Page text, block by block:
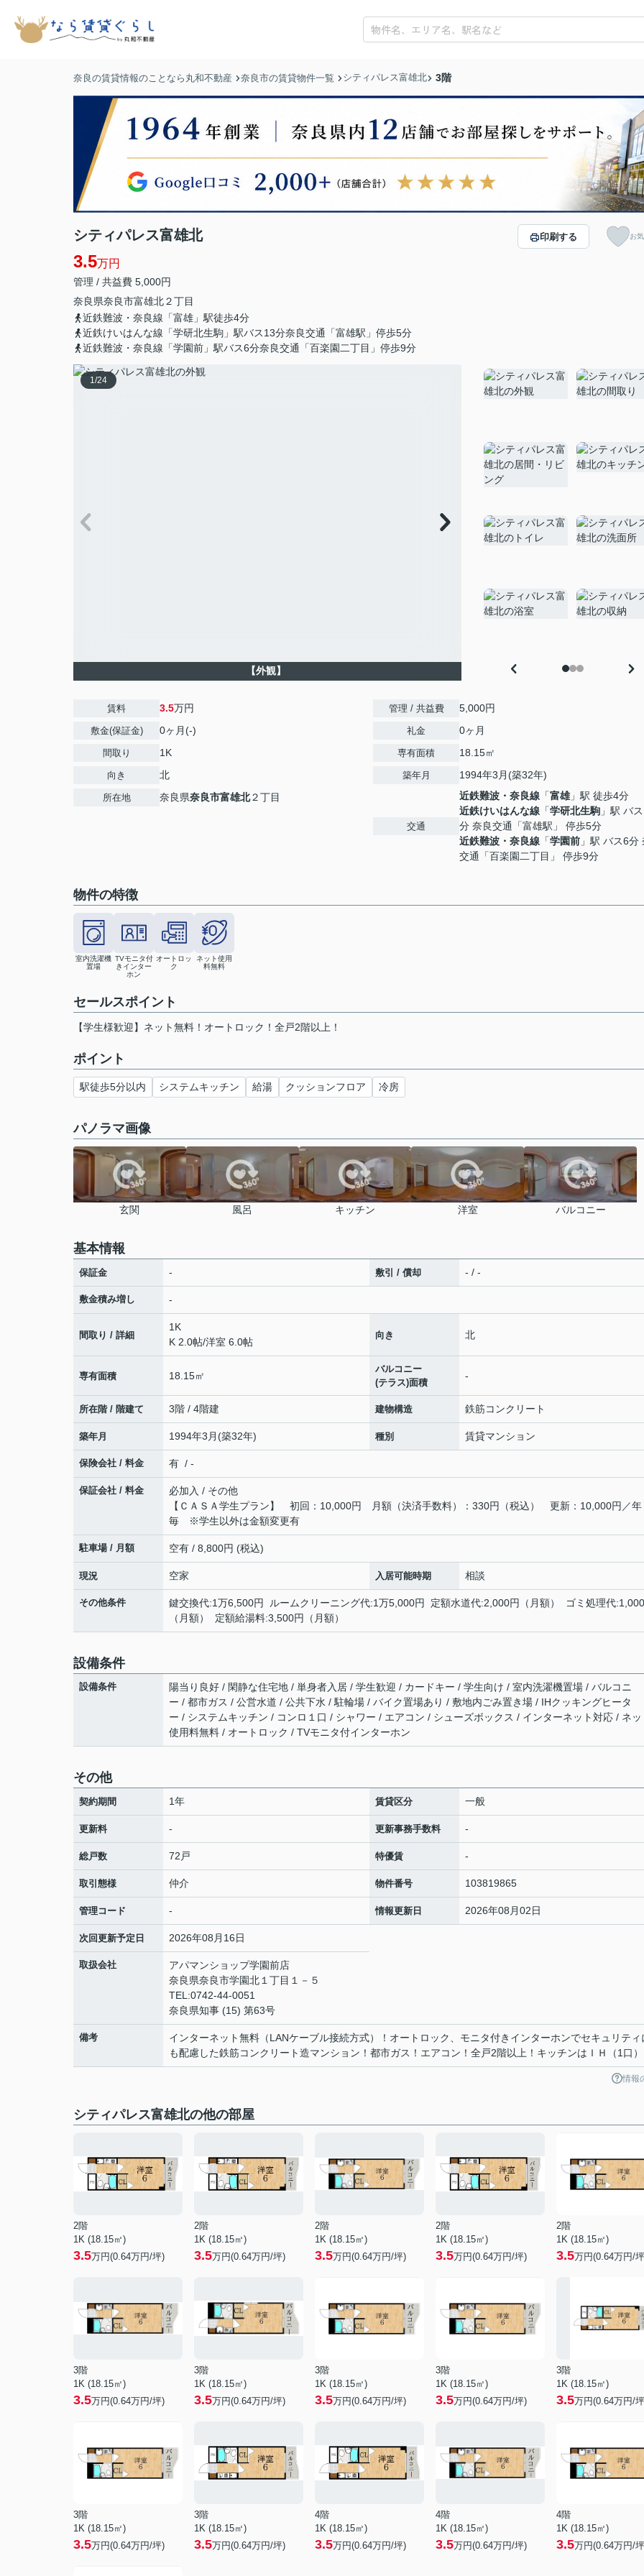
奈良の賃貸情報のことなら丸和不動産 奈良市の賃貸物件一覧 シティパレス富雄北 3階
シティパレス富雄北
3.5万円
管理 / 共益費 5,000円
奈良県奈良市富雄北２丁目
近鉄難波・奈良線「富雄」駅徒歩4分
近鉄けいはんな線「学研北生駒」駅バス13分奈良交通「富雄駅」停歩5分
近鉄難波・奈良線「学園前」駅バス6分奈良交通「百楽園二丁目」停歩9分
印刷する お
1 /24
【外観】
賃料 3.5万円
敷金(保証金) 0ヶ月(-)
間取り 1K
向き 北
所在地 奈良県奈良市富雄北２丁目
管理 / 共益費 5,000円
礼金 0ヶ月
専有面積 18.15㎡
築年月 1994年3月(築32年)
交通
近鉄難波・奈良線 「富雄」駅 徒歩4分
近鉄けいはんな線 「学研北生駒 」駅 バ
分 奈良交通「富雄駅」 停歩5分
近鉄難波・奈良線 「学園前 」駅 バス6分
交通「百楽園二丁目」 停歩9分
物件の特徴
室内洗濯機
置場
TVモニタ付
きインター
ホン
オートロッ
ク
ネット使用
料無料
セールスポイント
【学生様歓迎】ネット無料！オートロック！全戸2階以上！
ポイント
駅徒歩5分以内 システムキッチン 給湯 クッションフロア 冷房
パノラマ画像
玄関 風呂 キッチン 洋室 バルコニー
基本情報
保証金 - 敷引 / 償却 - / -
敷金積み増し -
間取り / 詳細
1K
K 2.0帖/洋室 6.0帖
向き 北
専有面積 18.15㎡
バルコニー
(テラス)面積
-
所在階 / 階建て 3階 / 4階建 建物構造 鉄筋コンクリート
築年月 1994年3月(築32年) 種別 賃貸マンション
保険会社 / 料金 有 / -
保証会社 / 料金
必加入 / その他
【ＣＡＳＡ学生プラン】 初回：10,000円 月額（決済手数料）：330円（税込） 更新：10,000円／年
毎 ※学生以外は金額変更有
駐車場 / 月額 空有 / 8,800円 (税込)
現況 空家 入居可能時期 相談
その他条件
鍵交換代:1万6,500円 ルームクリーニング代:1万5,000円 定額水道代:2,000円（月額） ゴミ処理代
（月額） 定額給湯料:3,500円（月額）
設備条件
設備条件
陽当り良好 / 閑静な住宅地 / 単身者入居 / 学生歓迎 / カードキー / 学生向け / 室内洗濯機置場 / バルコニ
ー / 都市ガス / 公営水道 / 公共下水 / 駐輪場 / バイク置場あり / 敷地内ごみ置き場 / IHクッキングヒータ
ー / システムキッチン / コンロ１口 / シャワー / エアコン / シューズボックス / インターネット対応 / ネッ
使用料無料 / オートロック / TVモニタ付インターホン
その他
契約期間 1年 賃貸区分 一般
更新料 - 更新事務手数料 -
総戸数 72戸 特優賃 -
取引態様 仲介 物件番号 103819865
管理コード - 情報更新日 2026年08月02日
次回更新予定日 2026年08月16日
取扱会社
アパマンショップ学園前店
奈良県奈良市学園北１丁目１－５
TEL:0742-44-0051
奈良県知事 (15) 第63号
備考
インターネット無料（LANケーブル接続方式）！オートロック、モニタ付きインターホンでセキュリティ
も配慮した鉄筋コンクリート造マンション！都市ガス！エアコン！全戸2階以上！キッチンはＩＨ（1口
情報
シティパレス富雄北の他の部屋
2階
1K (18.15㎡)
3.5万円(0.64万円/坪)
2階
1K (18.15㎡)
3.5万円(0.64万円/坪)
2階
1K (18.15㎡)
3.5万円(0.64万円/坪)
2階
1K (18.15㎡)
3.5万円(0.64万円/坪)
2階
1K (18.15㎡)
3.5万円(0.64万円/
3階
1K (18.15㎡)
3.5万円(0.64万円/坪)
3階
1K (18.15㎡)
3.5万円(0.64万円/坪)
3階
1K (18.15㎡)
3.5万円(0.64万円/坪)
3階
1K (18.15㎡)
3.5万円(0.64万円/坪)
3階
1K (18.15㎡)
3.5万円(0.64万円/
3階
1K (18.15㎡)
3.5万円(0.64万円/坪)
3階
1K (18.15㎡)
3.5万円(0.64万円/坪)
4階
1K (18.15㎡)
3.5万円(0.64万円/坪)
4階
1K (18.15㎡)
3.5万円(0.64万円/坪)
4階
1K (18.15㎡)
3.5万円(0.64万円/